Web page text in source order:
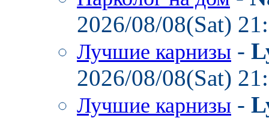
2026/08/08(Sat)
Лучшие карнизы -
2026/08/08(Sat)
Лучшие карнизы -